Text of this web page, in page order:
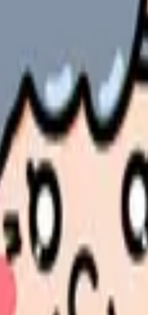
が、このテーマの一番大きなリスクで
職しながら求人を比較する、退職時期を
だけで起きるものではありません。勤務
はなく、悩みを条件に翻訳することです。
ント相談窓口
いる職場
んか。
分けて整理します。 「辞めたい」に